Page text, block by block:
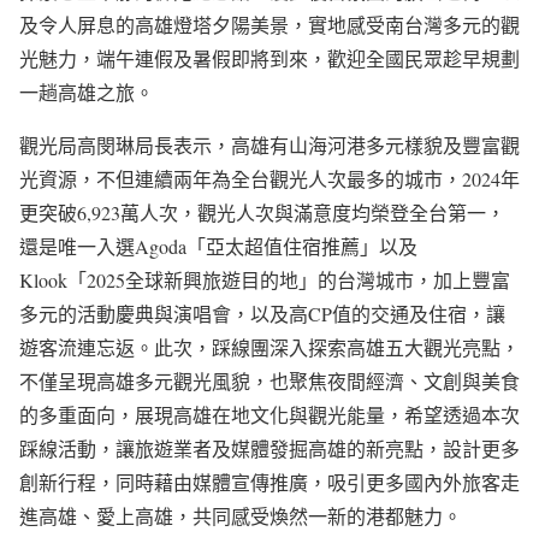
及令人屏息的高雄燈塔夕陽美景，實地感受南台灣多元的觀
光魅力，端午連假及暑假即將到來，歡迎全國民眾趁早規劃
一趟高雄之旅。
觀光局高閔琳局長表示，高雄有山海河港多元樣貌及豐富觀
光資源，不但連續兩年為全台觀光人次最多的城市，2024年
更突破6,923萬人次，觀光人次與滿意度均榮登全台第一，
還是唯一入選Agoda「亞太超值住宿推薦」以及
Klook「2025全球新興旅遊目的地」的台灣城市，加上豐富
多元的活動慶典與演唱會，以及高CP值的交通及住宿，讓
遊客流連忘返。此次，踩線團深入探索高雄五大觀光亮點，
不僅呈現高雄多元觀光風貌，也聚焦夜間經濟、文創與美食
的多重面向，展現高雄在地文化與觀光能量，希望透過本次
踩線活動，讓旅遊業者及媒體發掘高雄的新亮點，設計更多
創新行程，同時藉由媒體宣傳推廣，吸引更多國內外旅客走
進高雄、愛上高雄，共同感受煥然一新的港都魅力。